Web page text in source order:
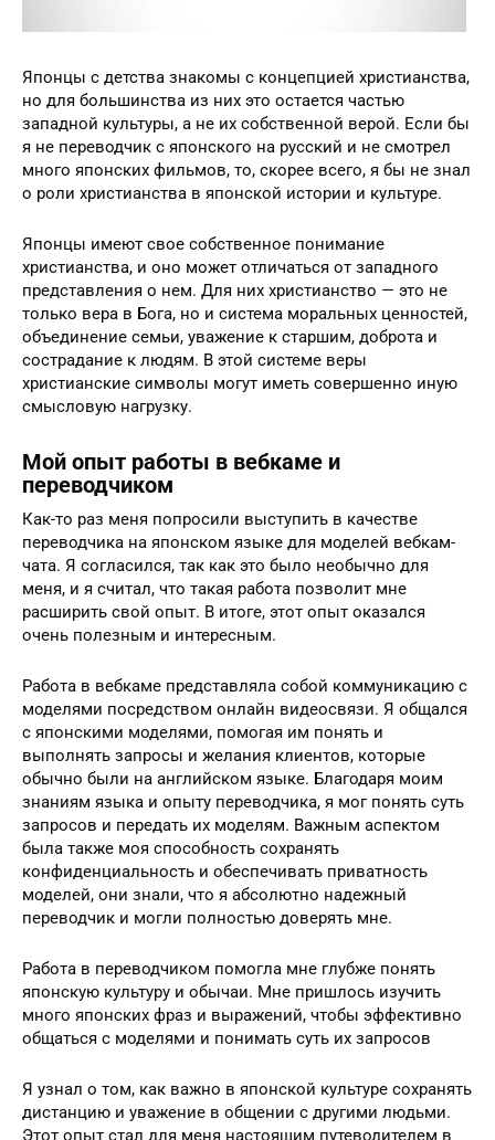
Японцы с детства знакомы с концепцией христианства,
но для большинства из них это остается частью
западной культуры, а не их собственной верой. Если бы
я не переводчик с японского на русский и не смотрел
много японских фильмов, то, скорее всего, я бы не знал
о роли христианства в японской истории и культуре.
Японцы имеют свое собственное понимание
христианства, и оно может отличаться от западного
представления о нем. Для них христианство — это не
только вера в Бога, но и система моральных ценностей,
объединение семьи, уважение к старшим, доброта и
сострадание к людям. В этой системе веры
христианские символы могут иметь совершенно иную
смысловую нагрузку.
Мой опыт работы в вебкаме и
переводчиком
Как-то раз меня попросили выступить в качестве
переводчика на японском языке для моделей вебкам-
чата. Я согласился, так как это было необычно для
меня, и я считал, что такая работа позволит мне
расширить свой опыт. В итоге, этот опыт оказался
очень полезным и интересным.
Работа в вебкаме представляла собой коммуникацию с
моделями посредством онлайн видеосвязи. Я общался
с японскими моделями, помогая им понять и
выполнять запросы и желания клиентов, которые
обычно были на английском языке. Благодаря моим
знаниям языка и опыту переводчика, я мог понять суть
запросов и передать их моделям. Важным аспектом
была также моя способность сохранять
конфиденциальность и обеспечивать приватность
моделей, они знали, что я абсолютно надежный
переводчик и могли полностью доверять мне.
Работа в переводчиком помогла мне глубже понять
японскую культуру и обычаи. Мне пришлось изучить
много японских фраз и выражений, чтобы эффективно
общаться с моделями и понимать суть их запросов
Я узнал о том, как важно в японской культуре сохранять
дистанцию и уважение в общении с другими людьми.
Этот опыт стал для меня настоящим путеводителем в